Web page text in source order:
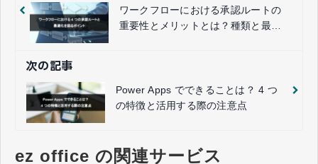
ワークフローにおける承認ルートの
重要性とメリットとは？種類と最適
次の記事
Power Apps でできることは？ 4 つ
の特徴と活用する際の注意点
ez office の関連サービス